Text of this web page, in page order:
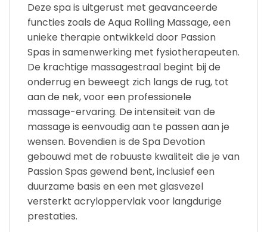
Deze spa is uitgerust met geavanceerde
functies zoals de Aqua Rolling Massage, een
unieke therapie ontwikkeld door Passion
Spas in samenwerking met fysiotherapeuten.
De krachtige massagestraal begint bij de
onderrug en beweegt zich langs de rug, tot
aan de nek, voor een professionele
massage-ervaring. De intensiteit van de
massage is eenvoudig aan te passen aan je
wensen. Bovendien is de Spa Devotion
gebouwd met de robuuste kwaliteit die je van
Passion Spas gewend bent, inclusief een
duurzame basis en een met glasvezel
versterkt acryloppervlak voor langdurige
prestaties.